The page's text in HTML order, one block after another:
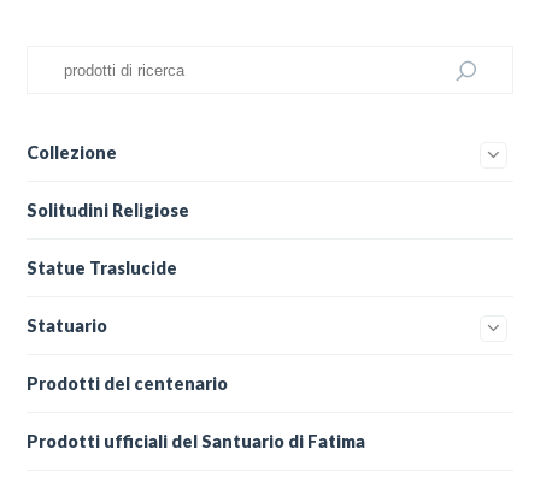
Collezione
Solitudini Religiose
Statue Traslucide
Statuario
Prodotti del centenario
Prodotti ufficiali del Santuario di Fatima